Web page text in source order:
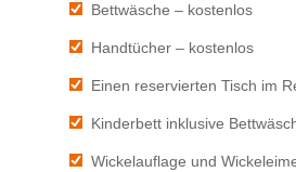
Bettwäsche – kostenlos
Handtücher – kostenlos
Einen reservierten Tisch im
Kinderbett inklusive
Wickelauflage und